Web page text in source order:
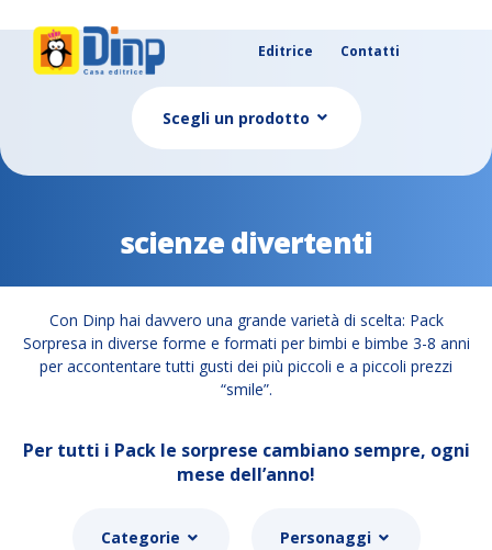
Editrice Contatti
Scegli un prodotto
scienze divertenti
Con Dinp hai davvero una grande varietà di scelta: Pack
Sorpresa in diverse forme e formati per bimbi e bimbe 3-8 anni
per accontentare tutti gusti dei più piccoli e a piccoli prezzi
“smile”.
Per tutti i Pack le sorprese cambiano sempre, ogni
mese dell’anno!
Categorie Personaggi